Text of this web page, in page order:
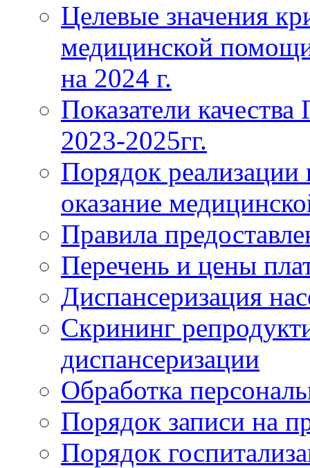
Целевые значения
медицинской
на 2024 г.
Показатели
2023-2025гг.
Порядок реализации
оказание
Правила
Перечень и цены
Диспансеризация
Скрининг
диспансеризации
Обработка
Порядок записи на
Порядок